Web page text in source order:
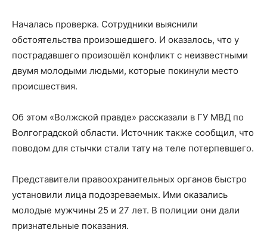
Началась проверка. Сотрудники выяснили
обстоятельства произошедшего. И оказалось, что у
пострадавшего произошёл конфликт с неизвестными
двумя молодыми людьми, которые покинули место
происшествия.
Об этом «Волжской правде» рассказали в ГУ МВД по
Волгоградской области. Источник также сообщил, что
поводом для стычки стали тату на теле потерпевшего.
Представители правоохранительных органов быстро
установили лица подозреваемых. Ими оказались
молодые мужчины 25 и 27 лет. В полиции они дали
признательные показания.